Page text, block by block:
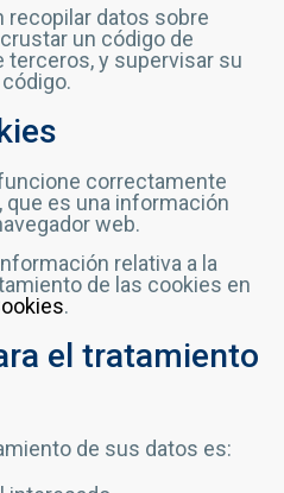
recopilar datos sobre
un código de
terceros, y supervisar su
correctamente
es una información
web.
relativa a la
de las cookies en
.
el tratamiento
de sus datos es: